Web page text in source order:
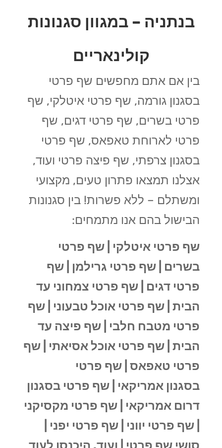
בנתניה – במגוון סגנונות
קולינאריים
בין אם אתם מחפשים שף פרטי
בסגנון גורמה, שף פרטי איטלקי, שף
פרטי בשרים, שף פרטי דגים, שף
פרטי לארוחת טאפאס, שף פרטי
בסגנון צרפתי, שף פיצה פרטי ועוד,
אצלנו תמצאו פתרון טעים, מקצועי
ומשתלם – ללא פשרות! בין סגנונות
הבישול בהם אנו מתמחים:
שף פרטי איטלקי | שף פרטי
בשרים | שף פרטי גרילמן | שף
פרטי דגים | שף פרטי צמחוני עד
הבית | שף פרטי אוכל טבעוני | שף
פרטי מטבח חלבי | שף פיצה עד
הבית | שף פרטי אוכל אסיאתי | שף
פרטי טאפאס | שף פרטי
בסגנון אמריקאי | שף פרטי בסגנון
דרום אמריקאי | שף פרטי מקסיקני
שף פרטי יווני | שף פרטי יפני |